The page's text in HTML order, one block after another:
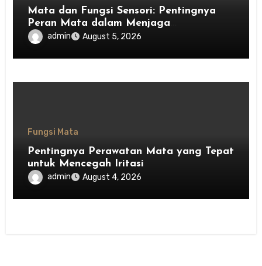
Mata dan Fungsi Sensori: Pentingnya
Peran Mata dalam Menjaga
Keseimbangan Tubuh
admin August 5, 2026
Fungsi Mata
Pentingnya Perawatan Mata yang Tepat
untuk Mencegah Iritasi
admin August 4, 2026